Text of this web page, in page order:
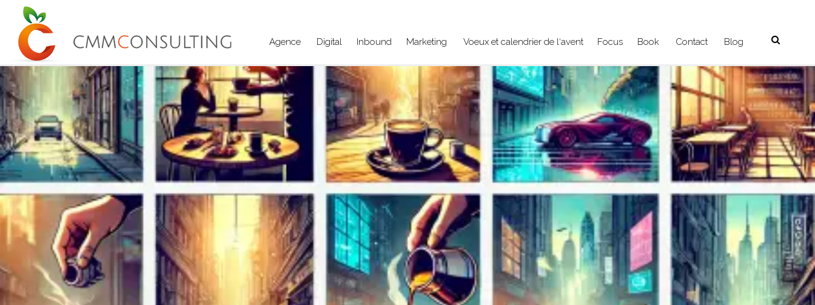
Agence Digital Inbound Marketing Voeux et calendrier de l‘avent Focus Book Contact Blog